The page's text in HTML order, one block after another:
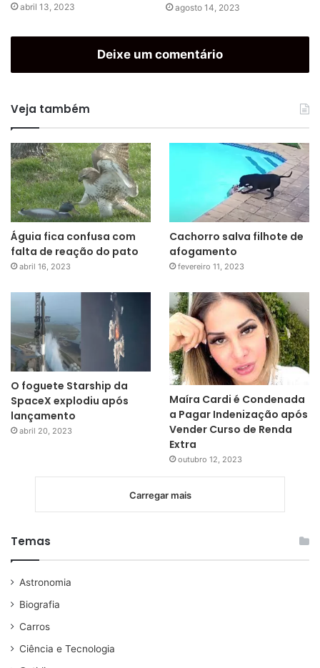
abril 13, 2023 agosto 14, 2023
Deixe um comentário
Veja também
Águia fica confusa com
falta de reação do pato
abril 16, 2023
Cachorro salva filhote de
afogamento
fevereiro 11, 2023
O foguete Starship da
SpaceX explodiu após
lançamento
abril 20, 2023
Maíra Cardi é Condenada
a Pagar Indenização após
Vender Curso de Renda
Extra
outubro 12, 2023
Carregar mais
Temas
Astronomia
Biografia
Carros
Ciência e Tecnologia